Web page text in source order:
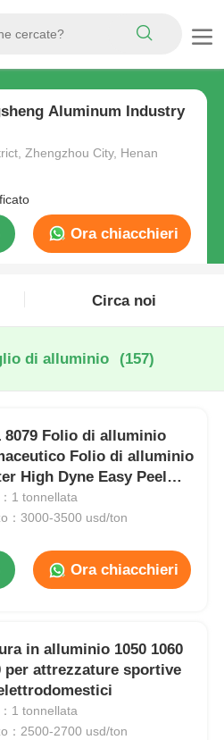
Aluminum Industry
Zhengzhou City, Henan
Ora chiacchieri
Circa noi
di alluminio (157)
8079 Folio di alluminio
Folio di alluminio
High Dyne Easy Peel
Resistant Embossed
Gold Foil Airtight
Foil
1 tonnellata
：3000-3500 usd/ton
Ora chiacchieri
in alluminio 1050 1060
per attrezzature sportive
1 tonnellata
：2500-2700 usd/ton